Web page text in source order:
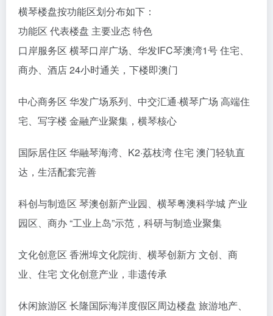
商办楼的主要聚集地。商务服务片又细分为口岸服务
区、中心商务区和国际居住区。此区域楼盘交通便利，
配套成熟，如横琴口岸广场、华发广场系列等。
休闲旅游片：以大横琴山为主，包含周边沿海地区，是
文旅会展和酒店项目的聚集地。该区域楼盘主打自然景
科教研发片：位于大、小横琴山之间及杧洲地区，是横
学区、综合服务区、文化创意区、科技研发区、高新技
横琴楼盘按功能区划分布如下：
口岸服务区 横琴口岸广场、华发IFC琴澳湾1号 住宅、
商办、酒店 24小时通关，下楼即澳门
中心商务区 华发广场系列、中交汇通·横琴广场 高端住
宅、写字楼 金融产业聚集，横琴核心
国际居住区 华融琴海湾、K2·荔枝湾 住宅 澳门轻轨直